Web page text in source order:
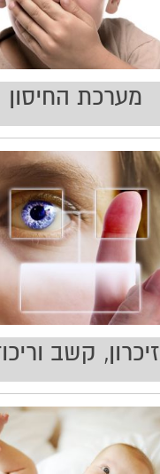
זיכרון, קשב
מערכת החיסון